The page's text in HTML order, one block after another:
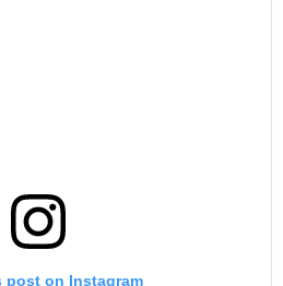
post on Instagram